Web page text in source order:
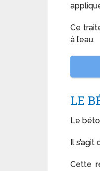
Ce
à l’eau.
LE
Le
Il s’agit
Cette